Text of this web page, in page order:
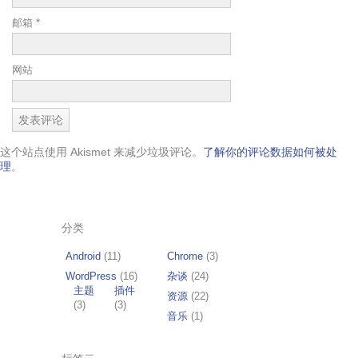
邮箱 *
网站
这个站点使用 Akismet 来减少垃圾评论。 了解你的评论数据如何被处
理。
分类
Android(11) Chrome(3)
WordPress (16)
主题
(3)
插件
(3)
杂谈 (24)
资源(22)
音乐(1)